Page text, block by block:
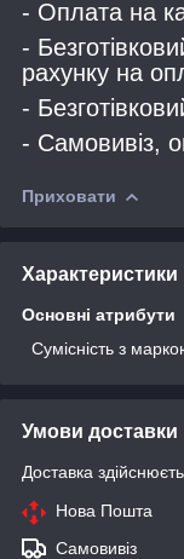
- Оплата на
-
рахунку на
-
- Самовивіз,
Приховати
Характеристики
Основні атрибути
Сумісність з
Умови доставки
Доставка
Нова Пошта
Самовивіз